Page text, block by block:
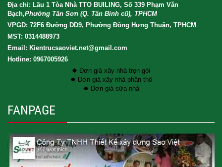
Địa chỉ: Lầu 1 Tòa Nhà TTO BUILING, Số 339 Phạm Văn
Bạch,Phường Tân Sơn (Q. Tân Bình cũ), TPHCM
VPGD: 72F6 Đường DD9, Phường Đông Hưng Thuận, TPHCM
MST: 0314488973
Email: Kientrucsaoviet.net@gmail.com
Hotline: 0967005926
✸ Đơn giá xây nhà trọn gói
✸ Đơn giá xây nhà phần thô
✸ Đơn giá sửa nhà
FANPAGE